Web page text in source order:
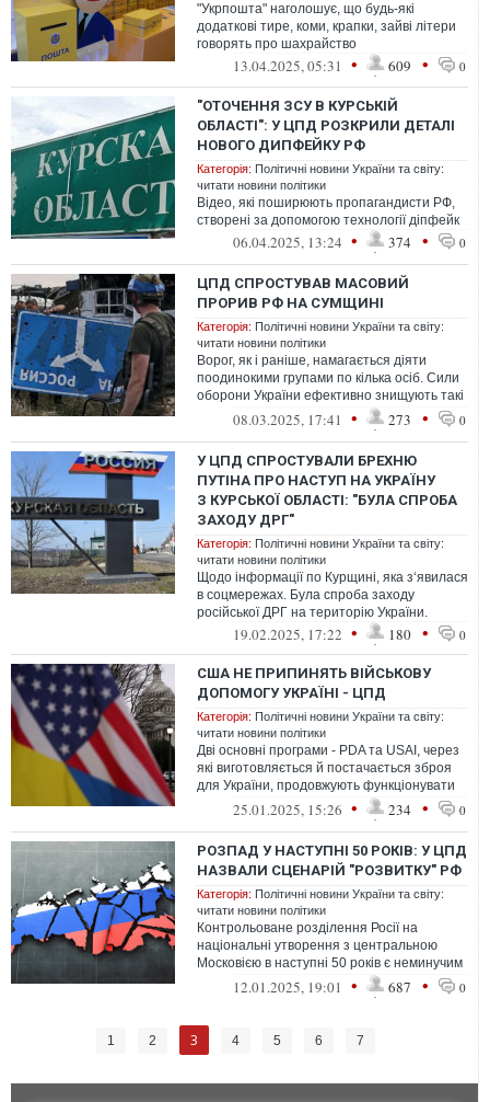
"Укрпошта" наголошує, що будь-які
додаткові тире, коми, крапки, зайві літери
говорять про шахрайство
13.04.2025, 05:31 • 609 • 0
"ОТОЧЕННЯ ЗСУ В КУРСЬКІЙ
ОБЛАСТІ": У ЦПД РОЗКРИЛИ ДЕТАЛІ
НОВОГО ДИПФЕЙКУ РФ
Категорія: Політичні новини України та світу:
читати новини політики
Відео, які поширюють пропагандисти РФ,
створені за допомогою технології діпфейк
06.04.2025, 13:24 • 374 • 0
ЦПД СПРОСТУВАВ МАСОВИЙ
ПРОРИВ РФ НА СУМЩИНІ
Категорія: Політичні новини України та світу:
читати новини політики
Ворог, як і раніше, намагається діяти
поодинокими групами по кілька осіб. Сили
оборони України ефективно знищують такі
08.03.2025, 17:41 • 273 • 0
У ЦПД СПРОСТУВАЛИ БРЕХНЮ
ПУТІНА ПРО НАСТУП НА УКРАЇНУ
З КУРСЬКОЇ ОБЛАСТІ: "БУЛА СПРОБА
ЗАХОДУ ДРГ"
Категорія: Політичні новини України та світу:
читати новини політики
Щодо інформації по Курщині, яка з‘явилася
в соцмережах. Була спроба заходу
російської ДРГ на територію України.
19.02.2025, 17:22 • 180 • 0
США НЕ ПРИПИНЯТЬ ВІЙСЬКОВУ
ДОПОМОГУ УКРАЇНІ - ЦПД
Категорія: Політичні новини України та світу:
читати новини політики
Дві основні програми - PDA та USAI, через
які виготовляється й постачається зброя
для України, продовжують функціонувати
без змін25.01.2025, 15:26 • 234 • 0
РОЗПАД У НАСТУПНІ 50 РОКІВ: У ЦПД
НАЗВАЛИ СЦЕНАРІЙ "РОЗВИТКУ" РФ
Категорія: Політичні новини України та світу:
читати новини політики
Контрольоване розділення Росії на
національні утворення з центральною
Московією в наступні 50 років є неминучим
сценарієм для РФ
12.01.2025, 19:01 • 687 • 0
1 2 3 4 5 6 7